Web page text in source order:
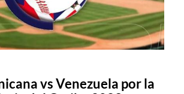
vs Venezuela por la